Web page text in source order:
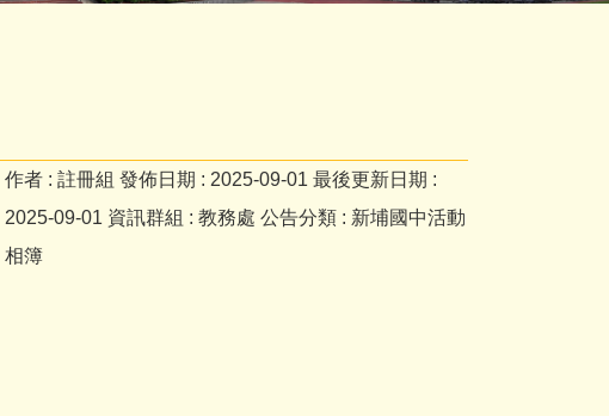
作者 : 註冊組 發佈日期 : 2025-09-01 最後更新日期 :
2025-09-01 資訊群組 : 教務處 公告分類 : 新埔國中活動
相簿